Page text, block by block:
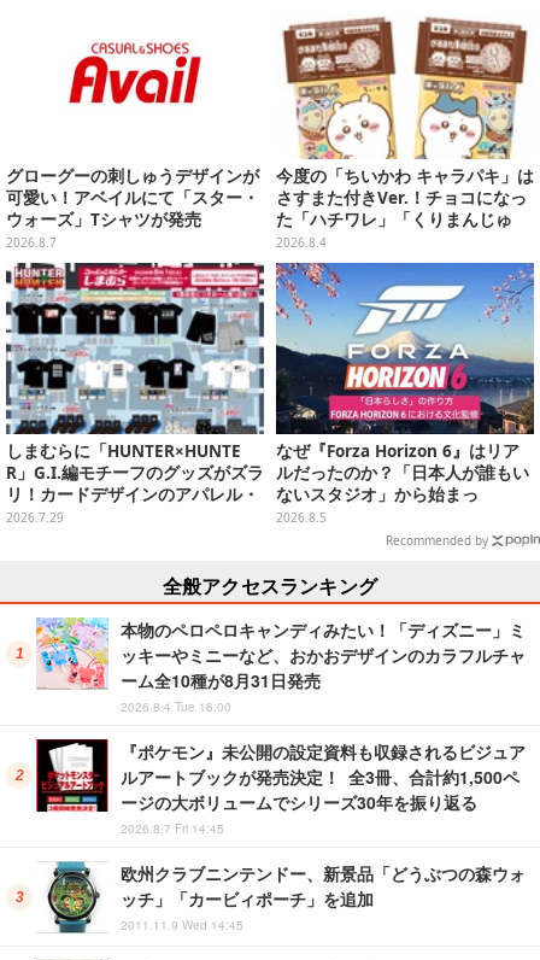
グローグーの刺しゅうデザインが
可愛い！アベイルにて「スター・
ウォーズ」Tシャツが発売
2026.8.7
今度の「ちいかわ キャラパキ」は
さすまた付きVer.！チョコになっ
た「ハチワレ」「くりまんじゅ
う」たちも可愛い全8種
2026.8.4
しまむらに「HUNTER×HUNTE
R」G.I.編モチーフのグッズがズラ
リ！カードデザインのアパレル・
雑貨、ゴレイヌの「オレが3人分
2026.7.29
なぜ『Forza Horizon 6』はリア
ルだったのか？「日本人が誰もい
ないスタジオ」から始まっ
た、“生活感のある日本"の作り方
【CEDEC2026】
2026.8.5
Recommended by
全般アクセスランキング
本物のペロペロキャンディみたい！「ディズニー」ミ
ッキーやミニーなど、おかおデザインのカラフルチャ
ーム全10種が8月31日発売
2026.8.4 Tue 16:00
『ポケモン』未公開の設定資料も収録されるビジュア
ルアートブックが発売決定！ 全3冊、合計約1,500ペ
ージの大ボリュームでシリーズ30年を振り返る
2026.8.7 Fri 14:45
欧州クラブニンテンドー、新景品「どうぶつの森ウォ
ッチ」「カービィポーチ」を追加
2011.11.9 Wed 14:45